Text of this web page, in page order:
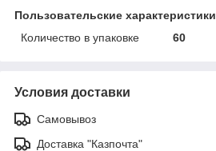
Пользовательские характеристики
Количество в упаковке
60
Условия доставки
Самовывоз
Доставка "Казпочта"